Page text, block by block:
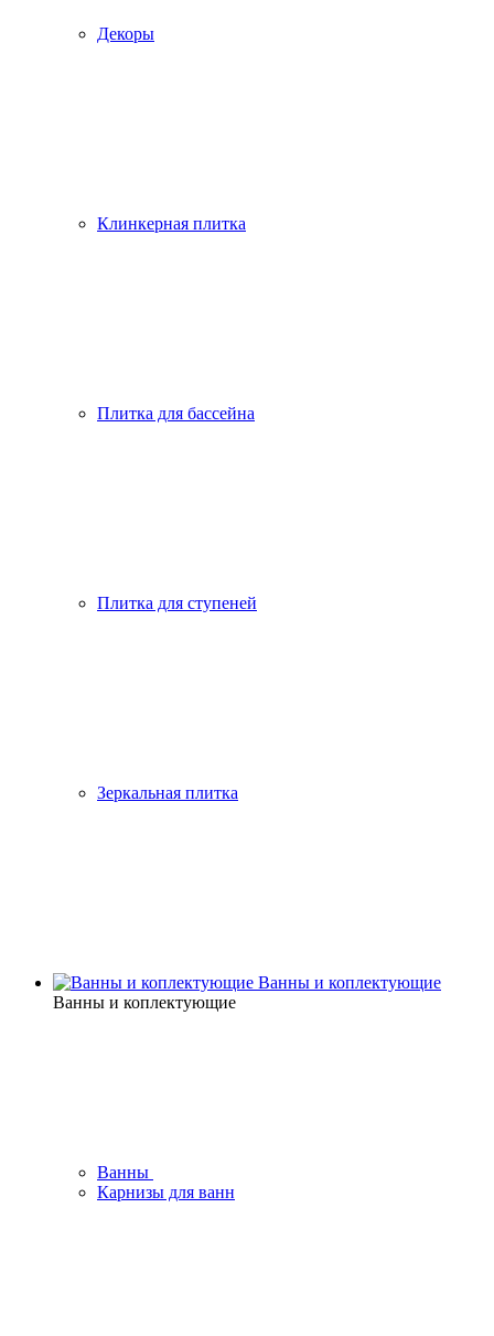
Декоры
Клинкерная плитка
Плитка для бассейна
Плитка для ступеней
Зеркальная плитка
Ванны и коплектующие
Ванны и коплектующие
Ванны
Карнизы для ванн